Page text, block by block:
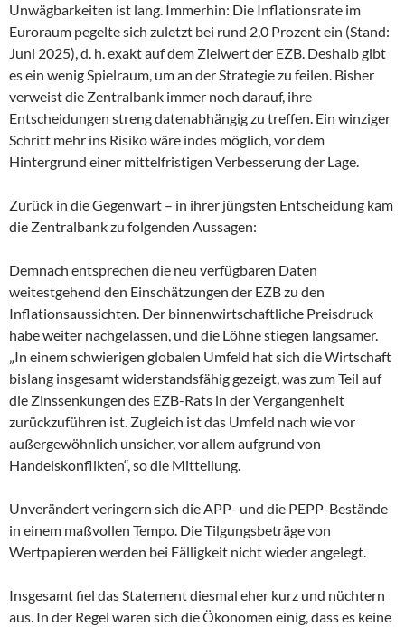
Unwägbarkeiten ist lang. Immerhin: Die Inflationsrate im
Euroraum pegelte sich zuletzt bei rund 2,0 Prozent ein (Stand:
Juni 2025), d. h. exakt auf dem Zielwert der EZB. Deshalb gibt
es ein wenig Spielraum, um an der Strategie zu feilen. Bisher
verweist die Zentralbank immer noch darauf, ihre
Entscheidungen streng datenabhängig zu treffen. Ein winziger
Schritt mehr ins Risiko wäre indes möglich, vor dem
Hintergrund einer mittelfristigen Verbesserung der Lage.
Zurück in die Gegenwart – in ihrer jüngsten Entscheidung kam
die Zentralbank zu folgenden Aussagen:
Demnach entsprechen die neu verfügbaren Daten
weitestgehend den Einschätzungen der EZB zu den
Inflationsaussichten. Der binnenwirtschaftliche Preisdruck
habe weiter nachgelassen, und die Löhne stiegen langsamer.
„In einem schwierigen globalen Umfeld hat sich die Wirtschaft
bislang insgesamt widerstandsfähig gezeigt, was zum Teil auf
die Zinssenkungen des EZB-Rats in der Vergangenheit
zurückzuführen ist. Zugleich ist das Umfeld nach wie vor
außergewöhnlich unsicher, vor allem aufgrund von
Handelskonflikten“, so die Mitteilung.
Unverändert veringern sich die APP- und die PEPP-Bestände
in einem maßvollen Tempo. Die Tilgungsbeträge von
Wertpapieren werden bei Fälligkeit nicht wieder angelegt.
Insgesamt fiel das Statement diesmal eher kurz und nüchtern
aus. In der Regel waren sich die Ökonomen einig, dass es keine